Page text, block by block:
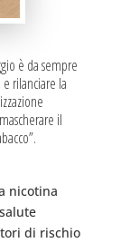
è da sempre
rilanciare la
il
nicotina
di rischio